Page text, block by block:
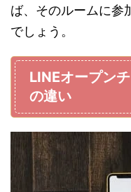
ば、そのルームに参
でしょう。
LINEオープン
の違い